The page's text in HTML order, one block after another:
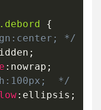
.debord
{
*/
;
: nowrap ;
*/
: ellipsis ;